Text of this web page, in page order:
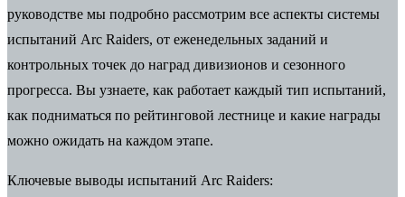
руководстве мы подробно рассмотрим все аспекты системы
испытаний Arc Raiders, от еженедельных заданий и
контрольных точек до наград дивизионов и сезонного
прогресса. Вы узнаете, как работает каждый тип испытаний,
как подниматься по рейтинговой лестнице и какие награды
можно ожидать на каждом этапе.
Ключевые выводы испытаний Arc Raiders: